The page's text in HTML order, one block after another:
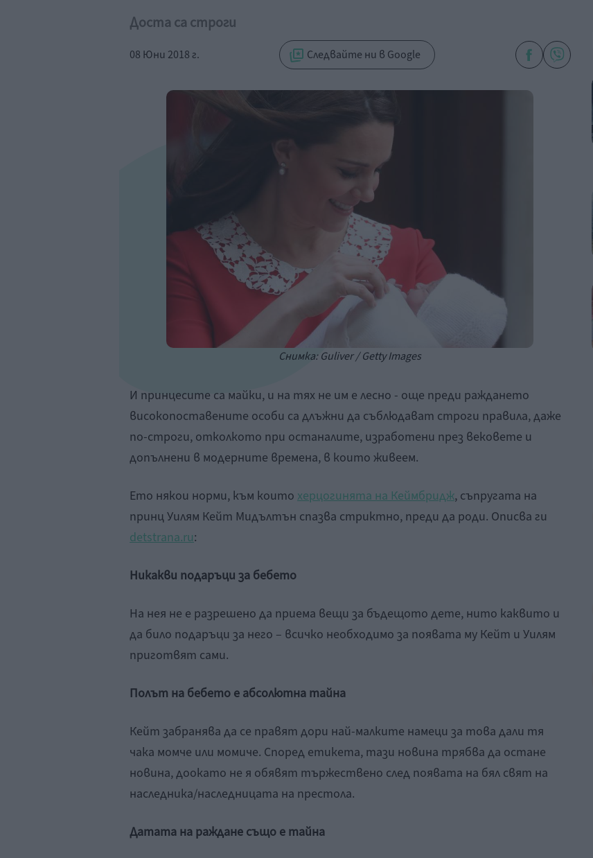
Доста са строги
08 Юни 2018 г. Следвайте ни в Google
Снимка: Guliver / Getty Images
И принцесите са майки, и на тях не им е лесно - още преди раждането
високопоставените особи са длъжни да съблюдават строги правила, даже
по-строги, отколкото при останалите, изработени през вековете и
допълнени в модерните времена, в които живеем.
Ето някои норми, към които херцогинята на Кеймбридж, съпругата на
принц Уилям Кейт Мидълтън спазва стриктно, преди да роди. Описва ги
detstrana.ru:
Никакви подаръци за бебето
На нея не е разрешено да приема вещи за бъдещото дете, нито каквито и
да било подаръци за него – всичко необходимо за появата му Кейт и Уилям
приготвят сами.
Полът на бебето е абсолютна тайна
Кейт забранява да се правят дори най-малките намеци за това дали тя
чака момче или момиче. Според етикета, тази новина трябва да остане
новина, доокато не я обявят тържествено след появата на бял свят на
наследника/наследницата на престола.
Датата на раждане също е тайна